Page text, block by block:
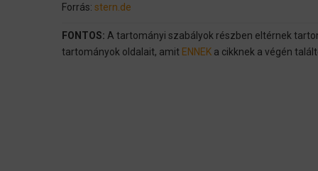
Forrás: stern.de
FONTOS: A tartományi szabályok részben eltérnek
tartományok oldalait, amit ENNEK a cikknek a végén